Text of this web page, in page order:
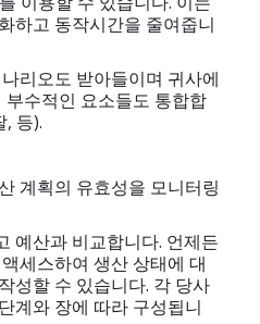
하고 동작시간을 줄여줍니
리오도 받아들이며 귀사에
수적인 요소들도 통합합
, 등).
계획의 유효성을 모니터링
예산과 비교합니다. 언제든
세스하여 생산 상태에 대
성할 수 있습니다. 각 당사
계와 장에 따라 구성됩니